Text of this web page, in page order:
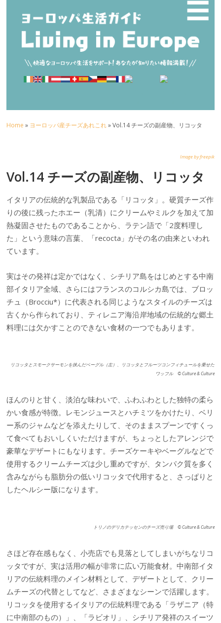
☰
Home » ヨーロッパ産チーズあれこれ» Vol.14 チーズの副産物、リコッタ
Image by freepik
Vol.14 チーズの副産物、リコッタ
イタリアの伝統的な乳製品である「リコッタ」。硬質チーズ作
りの後に残ったホエー（乳清）にクリームやミルクを加えて加
熱凝固させたものであることから、ラテン語で「2度料理し
た」という意味の言葉、「recocta」がその名の由来といわれ
ています。
実はその発祥は定かではなく、シチリア島をはじめとする中南
部イタリア全域、さらにはフランスのコルシカ島では、ブロッ
チュ（Brocciu*）に代表される同じようなスタイルのチーズは
古くから作られており、ティレニア海沿岸地域の伝統的な郷土
料理には欠かすことのできない食材の一つでもあります。
リコッタとスモークサーモンを挟んだベーグル（左）、リコッタとフルーツコンフィチュールを乗せた
ワッフル © Culture & Culture
ほんのりと甘く、淡泊な味わいで、ふわふわとした独特の柔ら
かい食感が特徴。レモンジュースとハチミツをかけたり、ベリ
ー系のジャムなどを添えたりして、そのままスプーンですくっ
て食べてもおいしくいただけますが、ちょっとしたアレンジで
豪華なデザートにもなります。チーズケーキやベーグルなどで
使用するクリームチーズは少し重めですが、タンパク質を多く
含みながらも脂肪分の低いリコッタで代用すると、さっぱりと
したヘルシー版になります。
トリノのデリカテッセンのチーズ売り場 © Culture & Culture
さほど存在感もなく、小売店でも見落としてしまいがちなリコ
ッタですが、実は活用の幅が非常に広い万能食材。中南部イタ
リアの伝統料理のメイン材料として、デザートとして、クリー
ムチーズの代替としてなど、さまざまなシーンで活躍します。
リコッタを使用するイタリアの伝統料理である「ラザニア（特
に中南部のもの）」、「ラビオリ」、シチリア発祥のスイーツ